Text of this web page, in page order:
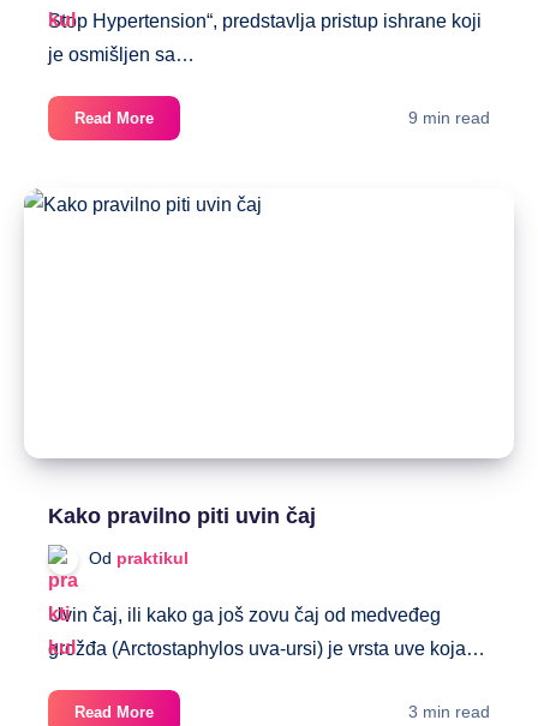
Stop Hypertension“, predstavlja pristup ishrane koji
je osmišljen sa…
Read MoreDASH
dijeta:
iskustvo
9 min read
Kako pravilno piti uvin čaj
Od praktikul
Uvin čaj, ili kako ga još zovu čaj od medveđeg
grožđa (Arctostaphylos uva-ursi) je vrsta uve koja…
Read MoreKako
3 min read